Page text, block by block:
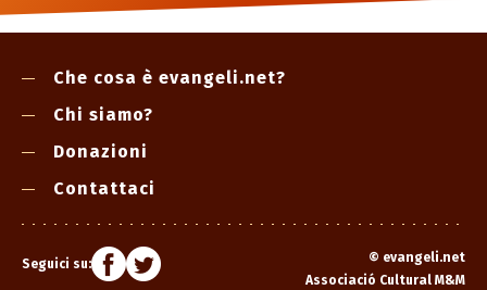
Che cosa è evangeli.net?
Chi siamo?
Donazioni
Contattaci
Seguici su: © evangeli.net
Associació Cultural M&M